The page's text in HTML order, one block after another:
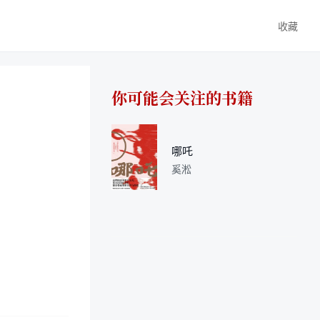
收藏
你可能会关注的书籍
哪吒
奚淞